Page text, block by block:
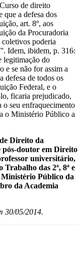
de direito
que a defesa dos
art. 8º, aos
da Procuradoria
poderia
Idem, ibidem, p. 316:
legitimação do
e se não for assim a
defesa de todos os
Federal, e o
ficaria prejudicado,
o seu enfraquecimento
o Ministério Público a
Direito da
pós-doutor em Direito
universitário,
das 2ª, 8ª e
Público da
da Academia
30/05/2014.